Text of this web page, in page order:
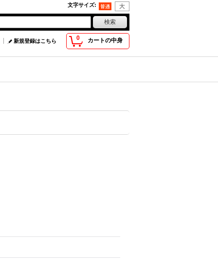
文字サイズ:
0 カートの中身
新規登録はこちら